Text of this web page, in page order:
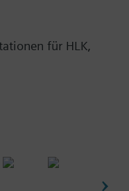
für HLK,
(inkl.